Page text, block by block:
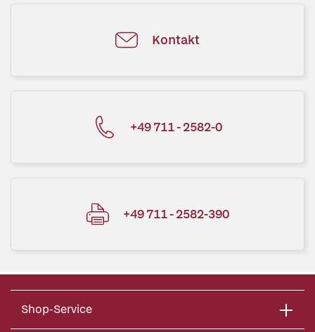
Kontakt
+49 711 - 2582-0
+49 711 - 2582-390
Shop-Service